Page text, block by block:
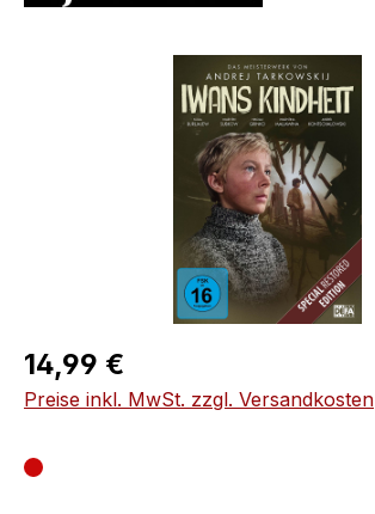
Bildergalerie überspringen
Regulärer Preis:
14,99 €
Preise inkl. MwSt. zzgl. Versandkosten